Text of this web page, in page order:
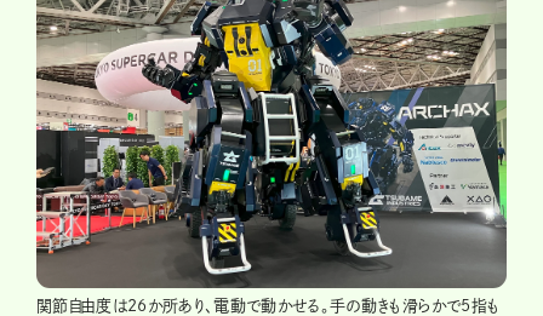
関節自由度は26か所あり、電動で動かせる。手の動きも滑らかで5指も